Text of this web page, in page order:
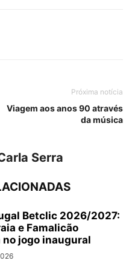
Próxima notícia
Viagem aos anos 90 através
da música
Serra
Betclic 2026/2027:
e Famalicão
jogo inaugural